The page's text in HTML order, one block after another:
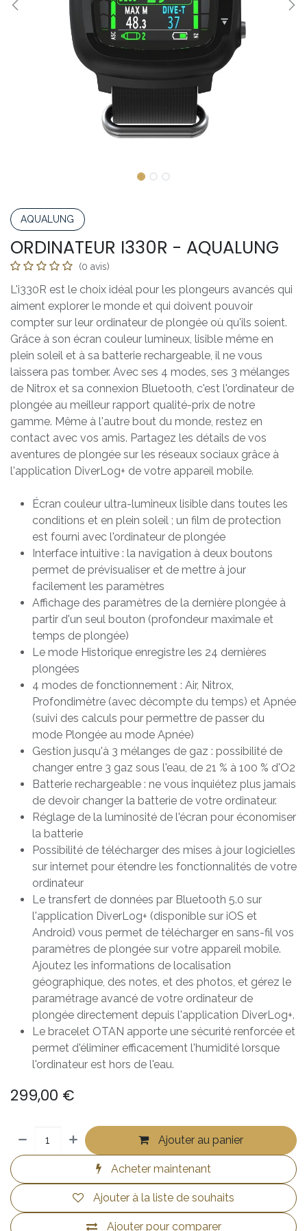
AQUALUNG
ORDINATEUR I330R - AQUALUNG
(0 avis)
L'i330R est le choix idéal pour les plongeurs avancés qui
aiment explorer le monde et qui doivent pouvoir
compter sur leur ordinateur de plongée où qu'ils soient.
Grâce à son écran couleur lumineux, lisible même en
plein soleil et à sa batterie rechargeable, il ne vous
laissera pas tomber. Avec ses 4 modes, ses 3 mélanges
de Nitrox et sa connexion Bluetooth, c'est l'ordinateur de
plongée au meilleur rapport qualité-prix de notre
gamme. Même à l'autre bout du monde, restez en
contact avec vos amis. Partagez les détails de vos
aventures de plongée sur les réseaux sociaux grâce à
l'application DiverLog+ de votre appareil mobile.
Écran couleur ultra-lumineux lisible dans toutes les
conditions et en plein soleil ; un film de protection
est fourni avec l'ordinateur de plongée
Interface intuitive : la navigation à deux boutons
permet de prévisualiser et de mettre à jour
facilement les paramètres
Affichage des paramètres de la dernière plongée à
partir d'un seul bouton (profondeur maximale et
temps de plongée)
Le mode Historique enregistre les 24 dernières
plongées
4 modes de fonctionnement : Air, Nitrox,
Profondimètre (avec décompte du temps) et Apnée
(suivi des calculs pour permettre de passer du
mode Plongée au mode Apnée)
Gestion jusqu'à 3 mélanges de gaz : possibilité de
changer entre 3 gaz sous l'eau, de 21 % à 100 % d'O2
Batterie rechargeable : ne vous inquiétez plus jamais
de devoir changer la batterie de votre ordinateur.
Réglage de la luminosité de l'écran pour économiser
la batterie
Possibilité de télécharger des mises à jour logicielles
sur internet pour étendre les fonctionnalités de votre
ordinateur
Le transfert de données par Bluetooth 5.0 sur
l'application DiverLog+ (disponible sur iOS et
Android) vous permet de télécharger en sans-fil vos
paramètres de plongée sur votre appareil mobile.
Ajoutez les informations de localisation
géographique, des notes, et des photos, et gérez le
paramétrage avancé de votre ordinateur de
plongée directement depuis l'application DiverLog+.
Le bracelet OTAN apporte une sécurité renforcée et
permet d'éliminer efficacement l'humidité lorsque
l'ordinateur est hors de l'eau.
299,00 €
Ajouter au panier
Acheter maintenant
Ajouter pour comparer
Ajouter à la liste de souhaits